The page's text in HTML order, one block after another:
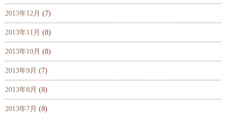
2013年12月 (7)
2013年11月 (8)
2013年10月 (8)
2013年9月 (7)
2013年8月 (8)
2013年7月 (8)